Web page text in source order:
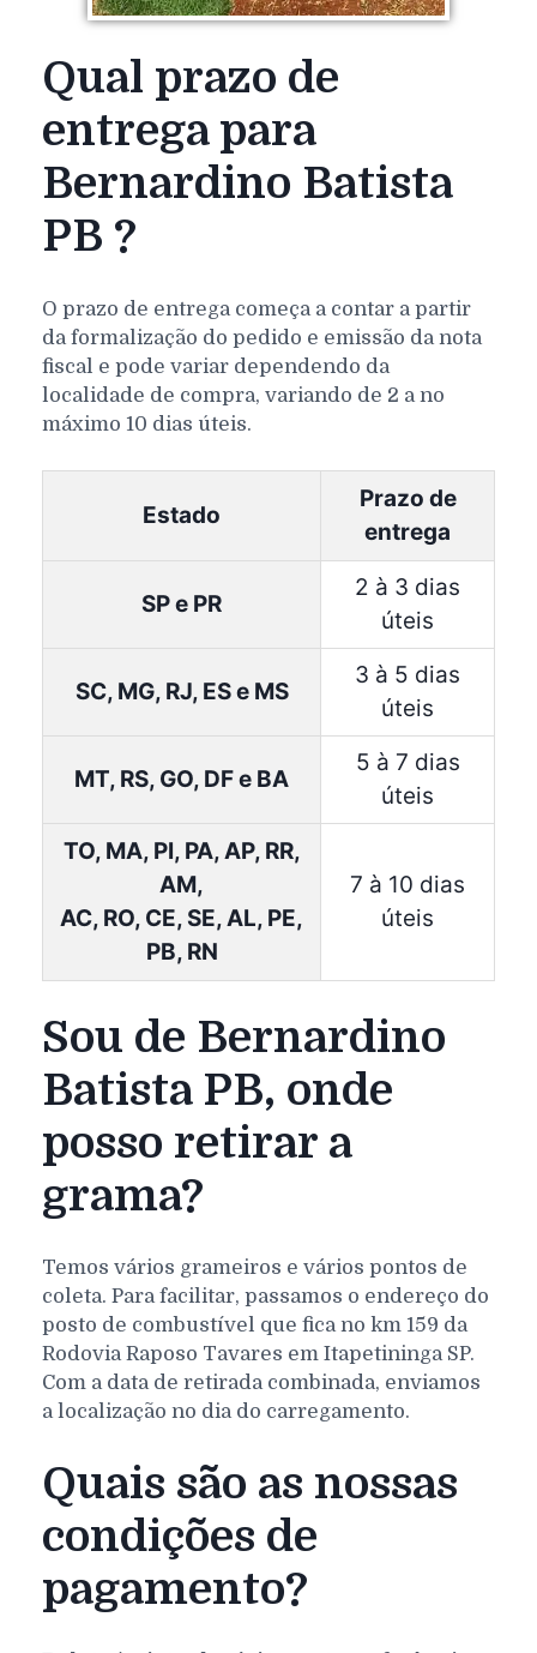
Qual prazo de
entrega para
Bernardino Batista
PB ?
O prazo de entrega começa a contar a partir
da formalização do pedido e emissão da nota
fiscal e pode variar dependendo da
localidade de compra, variando de 2 a no
máximo 10 dias úteis.
Estado
Prazo de
entrega
SP e PR
2 à 3 dias
úteis
SC, MG, RJ, ES e MS
3 à 5 dias
úteis
MT, RS, GO, DF e BA
5 à 7 dias
úteis
TO, MA, PI, PA, AP, RR,
AM,
AC, RO, CE, SE, AL, PE,
PB, RN
7 à 10 dias
úteis
Sou de Bernardino
Batista PB, onde
posso retirar a
grama?
Temos vários grameiros e vários pontos de
coleta. Para facilitar, passamos o endereço do
posto de combustível que fica no km 159 da
Rodovia Raposo Tavares em Itapetininga SP.
Com a data de retirada combinada, enviamos
a localização no dia do carregamento.
Quais são as nossas
condições de
pagamento?